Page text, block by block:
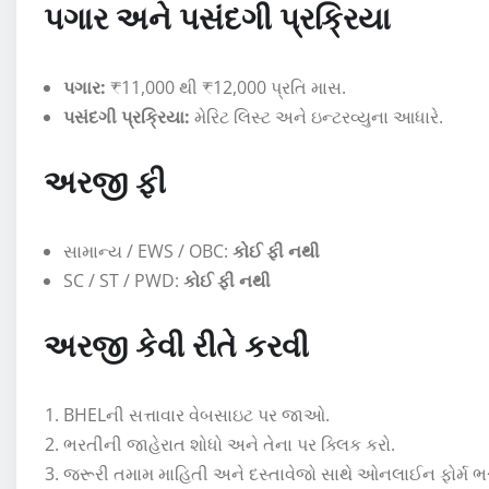
પગાર અને પસંદગી પ્રક્રિયા
પગાર: ₹11,000 થી ₹12,000 પ્રતિ માસ.
પસંદગી પ્રક્રિયા: મેરિટ લિસ્ટ અને ઇન્ટરવ્યુના આધારે.
અરજી ફી
સામાન્ય / EWS / OBC: કોઈ ફી નથી
SC / ST / PWD: કોઈ ફી નથી
અરજી કેવી રીતે કરવી
BHELની સત્તાવાર વેબસાઇટ પર જાઓ.
ભરતીની જાહેરાત શોધો અને તેના પર ક્લિક કરો.
જરૂરી તમામ માહિતી અને દસ્તાવેજો સાથે ઓનલાઈન ફોર્મ